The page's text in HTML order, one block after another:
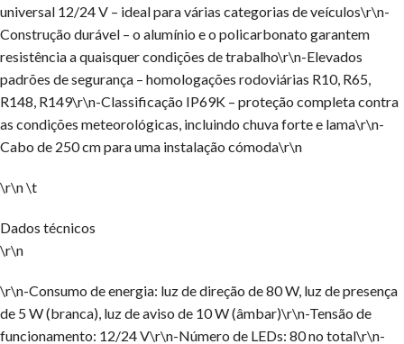
universal 12/24 V – ideal para várias categorias de veículos\r\n-
Construção durável – o alumínio e o policarbonato garantem
resistência a quaisquer condições de trabalho\r\n-Elevados
padrões de segurança – homologações rodoviárias R10, R65,
R148, R149\r\n-Classificação IP69K – proteção completa contra
as condições meteorológicas, incluindo chuva forte e lama\r\n-
Cabo de 250 cm para uma instalação cómoda\r\n
\r\n \t
Dados técnicos
\r\n
\r\n-Consumo de energia: luz de direção de 80 W, luz de presença
de 5 W (branca), luz de aviso de 10 W (âmbar)\r\n-Tensão de
funcionamento: 12/24 V\r\n-Número de LEDs: 80 no total\r\n-